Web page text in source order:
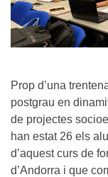
Prop d’una
postgrau en
de projectes
han estat 26 els
d’aquest curs de
d’Andorra i que